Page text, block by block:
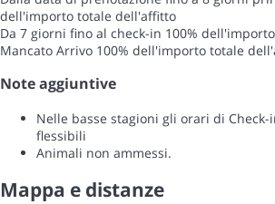
dell'importo totale dell'affitto
Da 7 giorni fino al check-in 100%
Mancato Arrivo 100% dell'importo totale
Note aggiuntive
Nelle basse stagioni gli orari di Check-
flessibili
Animali non ammessi.
Mappa e distanze